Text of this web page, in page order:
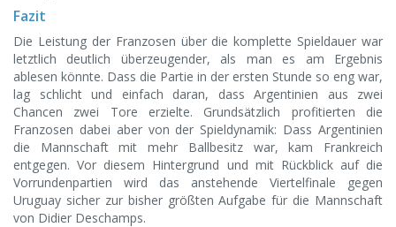
Fazit
Die Leistung der Franzosen über die komplette Spieldauer war
letztlich deutlich überzeugender, als man es am Ergebnis
ablesen könnte. Dass die Partie in der ersten Stunde so eng war,
lag schlicht und einfach daran, dass Argentinien aus zwei
Chancen zwei Tore erzielte. Grundsätzlich profitierten die
Franzosen dabei aber von der Spieldynamik: Dass Argentinien
die Mannschaft mit mehr Ballbesitz war, kam Frankreich
entgegen. Vor diesem Hintergrund und mit Rückblick auf die
Vorrundenpartien wird das anstehende Viertelfinale gegen
Uruguay sicher zur bisher größten Aufgabe für die Mannschaft
von Didier Deschamps.